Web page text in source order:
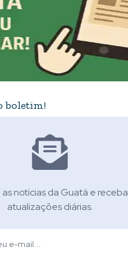
boletim!
as notícias da Guatá e receba
atualizações diárias.